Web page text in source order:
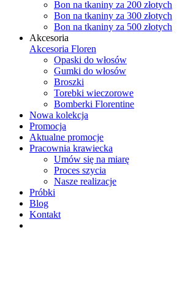
Bon na tkaniny za 200 złotych
Bon na tkaniny za 300 złotych
Bon na tkaniny za 500 złotych
Akcesoria
Akcesoria Floren
Opaski do włosów
Gumki do włosów
Broszki
Torebki wieczorowe
Bomberki Florentine
Nowa kolekcja
Promocja
Aktualne promocje
Pracownia krawiecka
Umów się na miarę
Proces szycia
Nasze realizacje
Próbki
Blog
Kontakt